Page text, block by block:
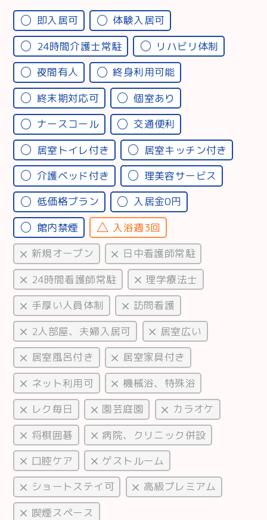
即入居可
体験入居可
24時間介護士常駐
リハビリ体制
夜間有人
終身利用可能
終末期対応可
個室あり
ナースコール
交通便利
居室トイレ付き
居室キッチン付き
介護ベッド付き
理美容サービス
低価格プラン
入居金0円
館内禁煙
入浴週3回
新規オープン
日中看護師常駐
24時間看護師常駐
理学療法士
手厚い人員体制
訪問看護
2人部屋、夫婦入居可
居室広い
居室風呂付き
居室家具付き
ネット利用可
機械浴、特殊浴
レク毎日
園芸庭園
カラオケ
将棋囲碁
病院、クリニック併設
口腔ケア
ゲストルーム
ショートステイ可
高級プレミアム
喫煙スペース